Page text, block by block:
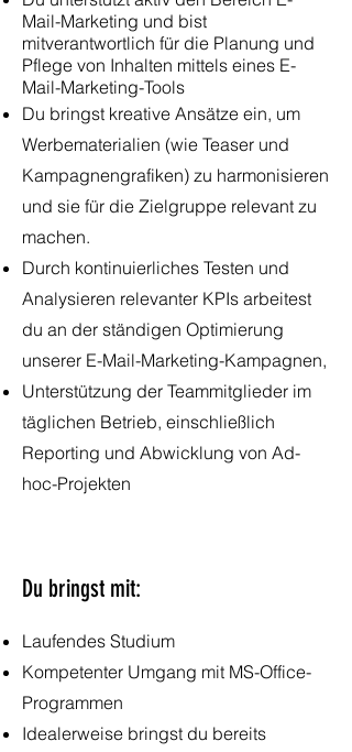
Mail-Marketing und bist
mitverantwortlich für die Planung und
Pflege von Inhalten mittels eines E-
Mail-Marketing-Tools
Du bringst kreative Ansätze ein, um
Werbematerialien (wie Teaser und
Kampagnengrafiken) zu harmonisieren
und sie für die Zielgruppe relevant zu
machen.
Durch kontinuierliches Testen und
Analysieren relevanter KPIs arbeitest
du an der ständigen Optimierung
unserer E-Mail-Marketing-Kampagnen,
Unterstützung der Teammitglieder im
täglichen Betrieb, einschließlich
Reporting und Abwicklung von Ad-
hoc-Projekten
Du bringst mit:
Laufendes Studium
Kompetenter Umgang mit MS-Office-
Programmen
Idealerweise bringst du bereits